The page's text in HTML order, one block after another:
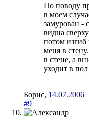
По поводу
в моем
замурован -
видна
потом изгиб
меня в
в стене, а
уходит в
Борис, 14.07.2006
#9